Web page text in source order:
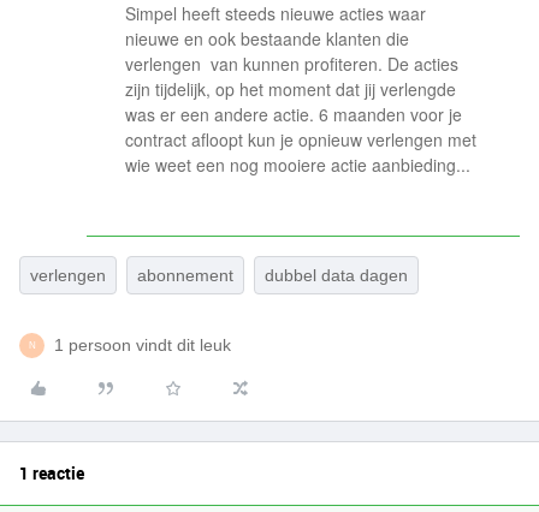
Simpel heeft steeds nieuwe acties waar
nieuwe en ook bestaande klanten die
verlengen van kunnen profiteren. De acties
zijn tijdelijk, op het moment dat jij verlengde
was er een andere actie. 6 maanden voor je
contract afloopt kun je opnieuw verlengen met
wie weet een nog mooiere actie aanbieding...
verlengen abonnement dubbel data dagen
N 1 persoon vindt dit leuk
1 reactie